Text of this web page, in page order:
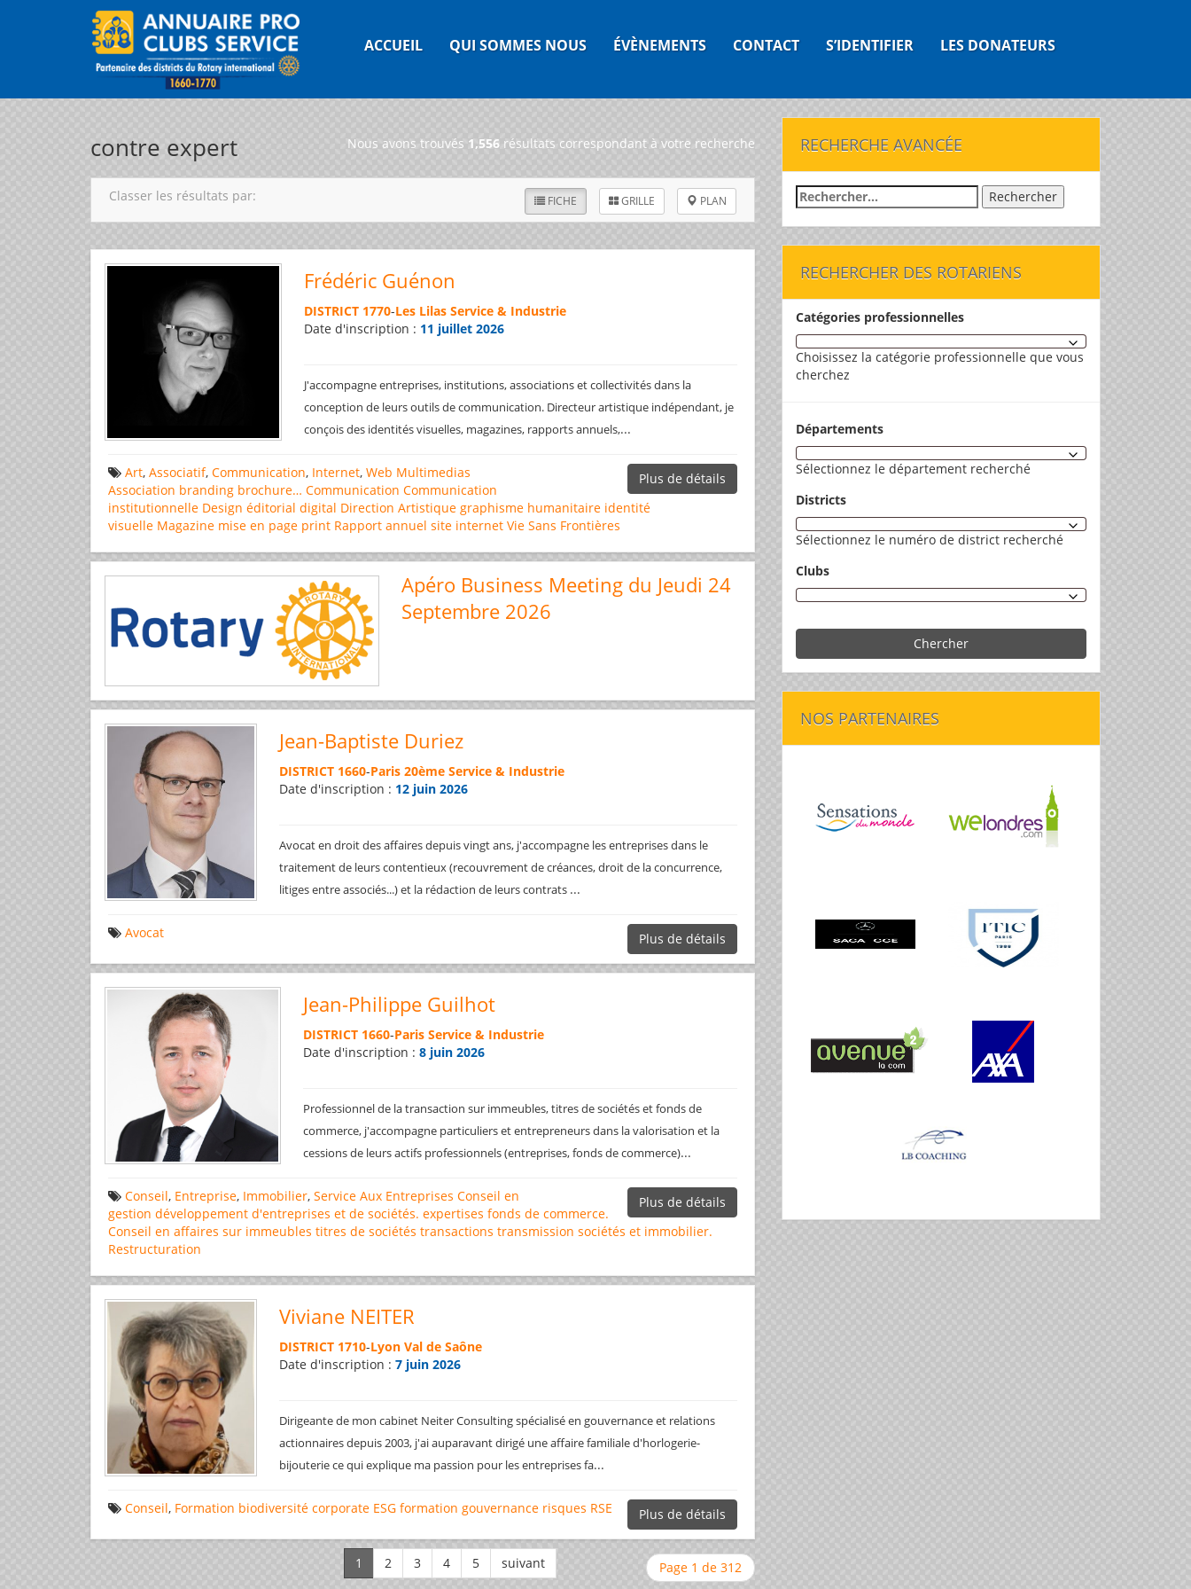
ACCUEIL QUI SOMMES NOUS ÉVÈNEMENTS CONTACT S’IDENTIFIER LES DONATEURS
contre expert Nous avons trouvés 1,556 résultats correspondant à votre recherche
FICHE GRILLE PLAN
Classer les résultats par:
Frédéric Guénon
DISTRICT 1770-Les Lilas Service & Industrie
Date d'inscription : 11 juillet 2026
J'accompagne entreprises, institutions, associations et collectivités dans la
conception de leurs outils de communication. Directeur artistique indépendant, je
conçois des identités visuelles, magazines, rapports annuels,...
Plus de détails
Art, Associatif, Communication, Internet, Web Multimedias
Association branding brochure… Communication Communication
institutionnelle Design éditorial digital Direction Artistique graphisme humanitaire identité
visuelle Magazine mise en page print Rapport annuel site internet Vie Sans Frontières
Apéro Business Meeting du Jeudi 24
Septembre 2026
Jean-Baptiste Duriez
DISTRICT 1660-Paris 20ème Service & Industrie
Date d'inscription : 12 juin 2026
Avocat en droit des affaires depuis vingt ans, j'accompagne les entreprises dans le
traitement de leurs contentieux (recouvrement de créances, droit de la concurrence,
litiges entre associés...) et la rédaction de leurs contrats ...
Plus de détails
Avocat
Jean-Philippe Guilhot
DISTRICT 1660-Paris Service & Industrie
Date d'inscription : 8 juin 2026
Professionnel de la transaction sur immeubles, titres de sociétés et fonds de
commerce, j'accompagne particuliers et entrepreneurs dans la valorisation et la
cessions de leurs actifs professionnels (entreprises, fonds de commerce)...
Plus de détails
Conseil, Entreprise, Immobilier, Service Aux Entreprises Conseil en
gestion développement d'entreprises et de sociétés. expertises fonds de commerce.
Conseil en affaires sur immeubles titres de sociétés transactions transmission sociétés et immobilier.
Restructuration
Viviane NEITER
DISTRICT 1710-Lyon Val de Saône
Date d'inscription :7 juin 2026
Dirigeante de mon cabinet Neiter Consulting spécialisé en gouvernance et relations
actionnaires depuis 2003, j'ai auparavant dirigé une affaire familiale d'horlogerie-
bijouterie ce qui explique ma passion pour les entreprises fa...
Plus de détails
Conseil, Formation biodiversité corporate ESG formation gouvernance risques RSE
Page 1 de 312
RECHERCHE AVANCÉE
Rechercher :
RECHERCHER DES ROTARIENS
Catégories professionnelles
Choisissez la catégorie professionnelle que vous
cherchez
Départements
Sélectionnez le département recherché
Districts
Sélectionnez le numéro de district recherché
Clubs
Chercher
NOS PARTENAIRES